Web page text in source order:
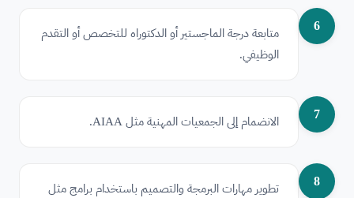
6
متابعة درجة الماجستير أو الدكتوراه للتخصص أو التقدم
الوظيفي.
7 الانضمام إلى الجمعيات المهنية مثل AIAA.
8
تطوير مهارات البرمجة والتصميم باستخدام برامج مثل